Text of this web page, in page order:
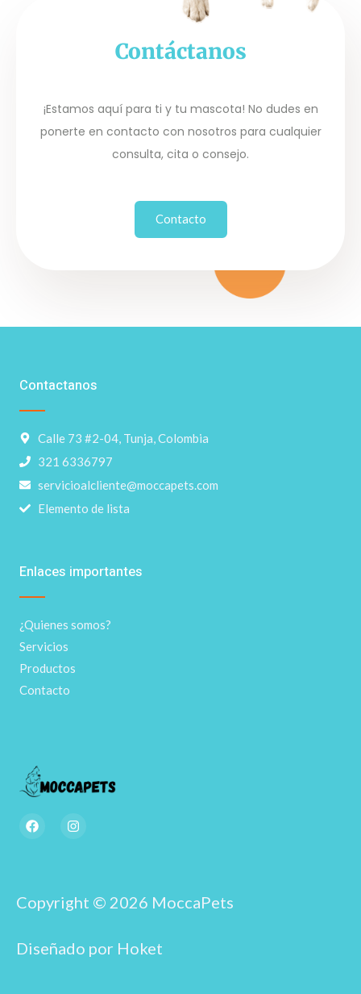
Contáctanos
¡Estamos aquí para ti y tu mascota! No dudes en
ponerte en contacto con nosotros para cualquier
consulta, cita o consejo.
Contacto
F
a
k
I
n
r
a
Enlaces importantes
¿Quienes somos?
Servicios
Productos
Contacto
Contactanos
Calle 73 #2-04, Tunja, Colombia
321 6336797
servicioalcliente@moccapets.com
Elemento de lista
Copyright © 2026 MoccaPets
Diseñado por Hoket